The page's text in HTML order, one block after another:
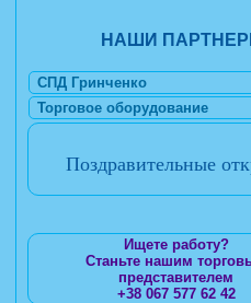
НАШИ
СПД Гринченко
Торговое оборудование
Поздравительные
Ищете работу?
Станьте нашим
представителем
+38 067 577 62 42